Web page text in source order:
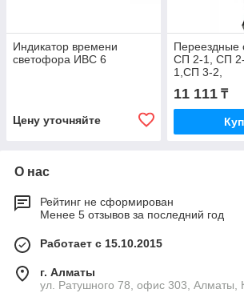
Индикатор времени
светофора ИВС 6
Цену уточняйте
Переездные
СП 2-1, СП
1,СП 3-2,
11 111₸
О нас
Рейтинг не сформирован
Менее 5 отзывов за последний год
Работает с 15.10.2015
г. Алматы
ул. Ратушного 78, офис 303, Алматы,